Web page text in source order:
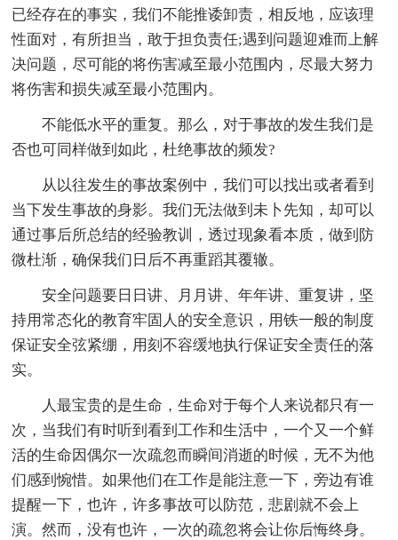
已经存在的事实，我们不能推诿卸责，相反地，应该理
性面对，有所担当，敢于担负责任;遇到问题迎难而上解
决问题，尽可能的将伤害减至最小范围内，尽最大努力
将伤害和损失减至最小范围内。
不能低水平的重复。那么，对于事故的发生我们是
否也可同样做到如此，杜绝事故的频发?
从以往发生的事故案例中，我们可以找出或者看到
当下发生事故的身影。我们无法做到未卜先知，却可以
通过事后所总结的经验教训，透过现象看本质，做到防
微杜渐，确保我们日后不再重蹈其覆辙。
安全问题要日日讲、月月讲、年年讲、重复讲，坚
持用常态化的教育牢固人的安全意识，用铁一般的制度
保证安全弦紧绷，用刻不容缓地执行保证安全责任的落
实。
人最宝贵的是生命，生命对于每个人来说都只有一
次，当我们有时听到看到工作和生活中，一个又一个鲜
活的生命因偶尔一次疏忽而瞬间消逝的时候，无不为他
们感到惋惜。如果他们在工作是能注意一下，旁边有谁
提醒一下，也许，许多事故可以防范，悲剧就不会上
演。然而，没有也许，一次的疏忽将会让你后悔终身。